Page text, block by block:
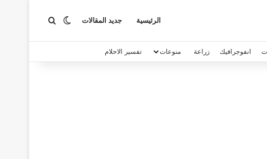
الرئيسية جديد المقالات الوضع المظلم
بحث عن
انفوجرافيك زراعة منوعات تفسير الاحلام